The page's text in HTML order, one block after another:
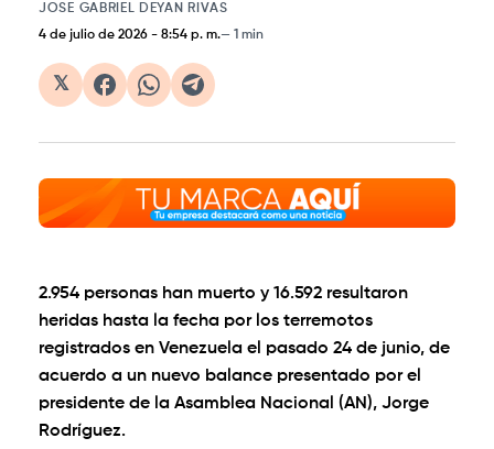
JOSE GABRIEL DEYAN RIVAS
4 de julio de 2026 - 8:54 p. m. 1 min
𝕏
2.954 personas han muerto y 16.592 resultaron
heridas hasta la fecha por los terremotos
registrados en Venezuela el pasado 24 de junio, de
acuerdo a un nuevo balance presentado por el
presidente de la Asamblea Nacional (AN), Jorge
Rodríguez.